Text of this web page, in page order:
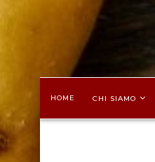
HOME CHI SIAMO